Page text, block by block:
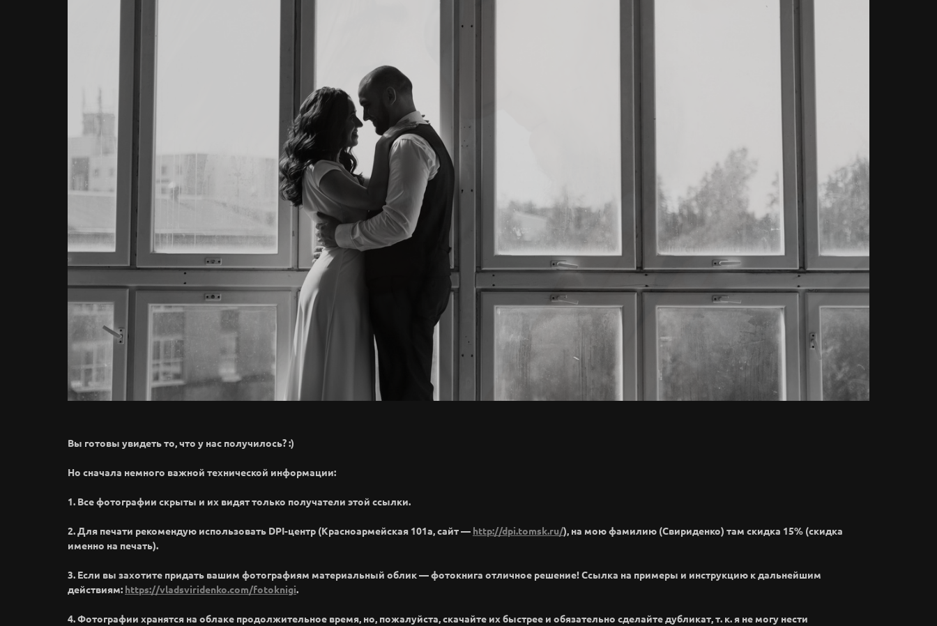
Вы готовы увидеть то, что у нас получилось? :)
Но сначала немного важной технической информации:
1. Все фотографии скрыты и их видят только получатели этой ссылки.
2. Для печати рекомендую использовать DPI-центр (Красноармейская 101а, сайт — http://dpi.tomsk.ru/), на мою фамилию (Свириденко) там скидка 15% (скидка
именно на печать).
3. Если вы захотите придать вашим фотографиям материальный облик — фотокнига отличное решение! Ссылка на примеры и инструкцию к дальнейшим
действиям: https://vladsviridenko.com/fotoknigi.
4. Фотографии хранятся на облаке продолжительное время, но, пожалуйста, скачайте их быстрее и обязательно сделайте дубликат, т. к. я не могу нести